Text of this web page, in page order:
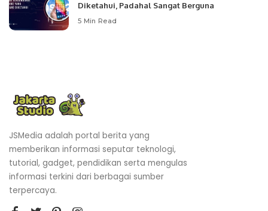
Diketahui, Padahal Sangat Berguna
5 Min Read
JSMedia adalah portal berita yang
memberikan informasi seputar teknologi,
tutorial, gadget, pendidikan serta mengulas
informasi terkini dari berbagai sumber
terpercaya.